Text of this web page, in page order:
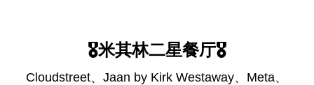
🎖️米其林二星餐厅🎖️
Cloudstreet、Jaan by Kirk Westaway、Meta、